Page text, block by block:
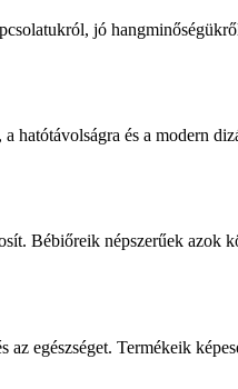
jó
és a modern
Bébiőreik népszerűek
egészséget. Termékeik